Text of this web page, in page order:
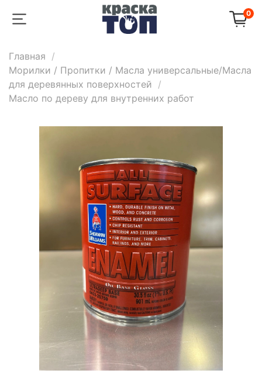
0
Главная
Морилки / Пропитки / Масла универсальные/Масла
для деревянных поверхностей
Масло по дереву для внутренних работ